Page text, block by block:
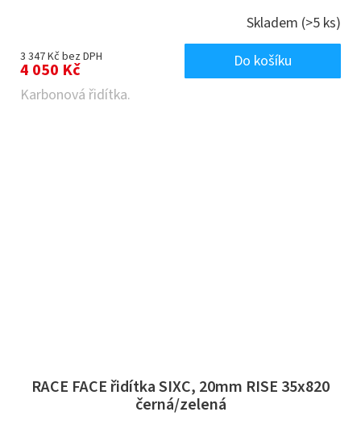
Skladem (>5 ks)
3 347 Kč bez DPH
4 050 Kč
Do košíku
Karbonová řidítka.
RACE FACE řidítka SIXC, 20mm RISE 35x820
černá/zelená